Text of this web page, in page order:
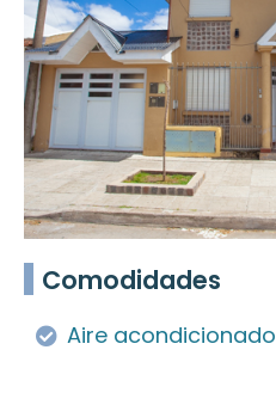
Comodidades
Aire acondicionado